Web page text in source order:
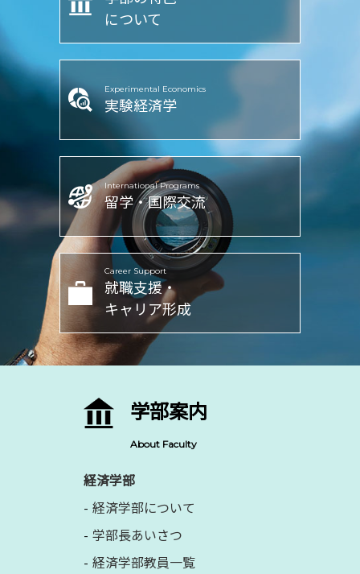
について
Experimental Economics
実験経済学
International Programs
留学・国際交流
Career Support
就職支援・
キャリア形成
学部案内
About Faculty
経済学部
経済学部について
学部長あいさつ
経済学部教員一覧